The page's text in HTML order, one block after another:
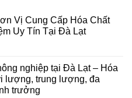
Vị Cung Cấp Hóa Chất
Uy Tín Tại Đà Lạt
nghiệp tại Đà Lạt – Hóa
lượng, trung lượng, đa
trưởng